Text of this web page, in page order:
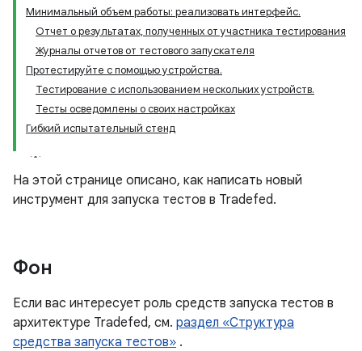
Минимальный объем работы: реализовать интерфейс.
Отчет о результатах, полученных от участника тестирования
Журналы отчетов от тестового запускателя
Протестируйте с помощью устройства.
Тестирование с использованием нескольких устройств.
Тесты осведомлены о своих настройках
Гибкий испытательный стенд
На этой странице описано, как написать новый
инструмент для запуска тестов в Tradefed.
Фон
Если вас интересует роль средств запуска тестов в
архитектуре Tradefed, см. раздел «Структура
средства запуска тестов» .